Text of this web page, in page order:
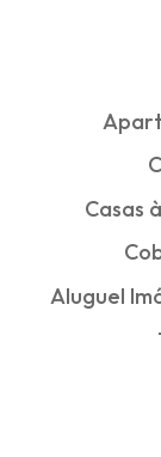
Casas
Aluguel